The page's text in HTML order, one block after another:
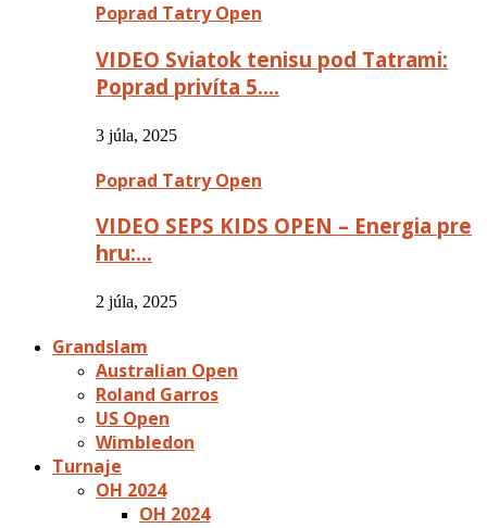
Poprad Tatry Open
VIDEO Sviatok tenisu pod Tatrami:
Poprad privíta 5….
3 júla, 2025
Poprad Tatry Open
VIDEO SEPS KIDS OPEN – Energia pre
hru:…
2 júla, 2025
Grandslam
Australian Open
Roland Garros
US Open
Wimbledon
Turnaje
OH 2024
OH 2024